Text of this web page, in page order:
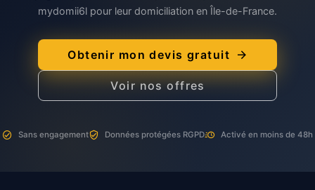
mydomii6l pour leur domiciliation en Île-de-France.
Obtenir mon devis gratuit
Voir nos offres
Sans engagement Données protégées RGPD Activé en moins de 48h